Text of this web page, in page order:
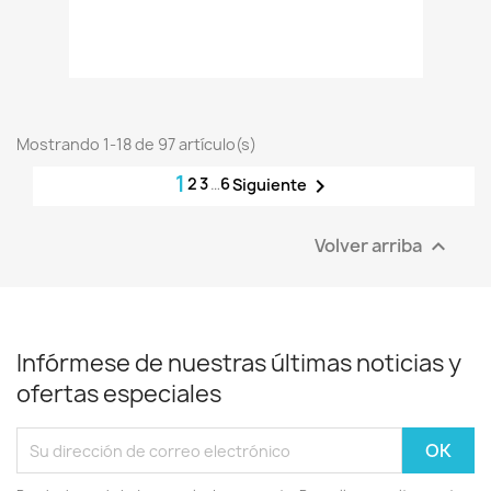
Mostrando 1-18 de 97 artículo(s)
1 23…6Siguiente 
Volver arriba 
Infórmese de nuestras últimas noticias y
ofertas especiales